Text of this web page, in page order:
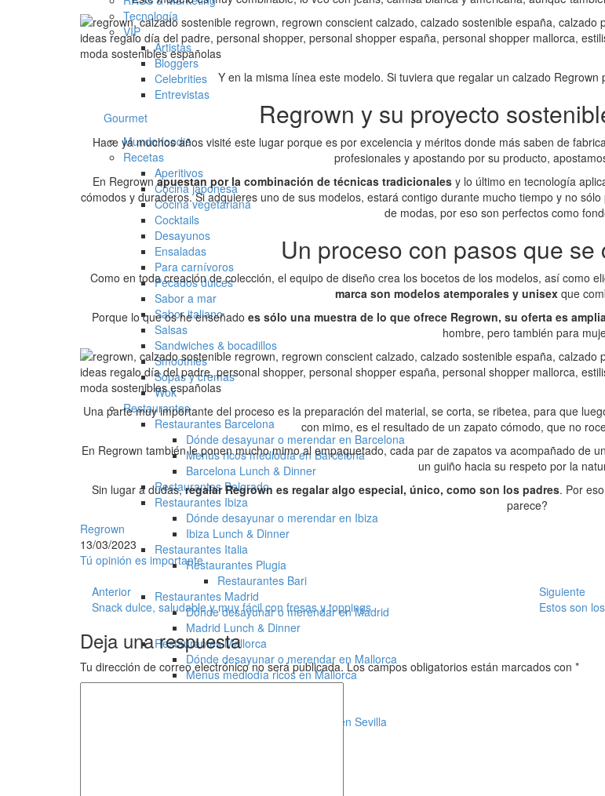
Tecnología
VIP
Artistas
Bloggers
Celebrities
Entrevistas
Gourmet
Mundo foodie
Recetas
Aperitivos
Cocina japonesa
Cocina vegetariana
Cocktails
Desayunos
Ensaladas
Para carnívoros
Pecados dulces
Sabor a mar
Sabor italiano
Salsas
Sandwiches & bocadillos
Smoothies
Sopas y cremas
Wok
Restaurantes
Restaurantes Barcelona
Dónde desayunar o merendar en Barcelona
Menús ricos mediodía en Barcelona
Barcelona Lunch & Dinner
Restaurantes Belgrado
Restaurantes Ibiza
Dónde desayunar o merendar en Ibiza
Ibiza Lunch & Dinner
Restaurantes Italia
Restaurantes Plugia
Restaurantes Bari
Restaurantes Madrid
Dónde desayunar o merendar en Madrid
Madrid Lunch & Dinner
Restaurantes Mallorca
Dónde desayunar o merendar en Mallorca
Menús mediodía ricos en Mallorca
Dónde desayunar o merendar en Sevilla
Y en la misma línea este modelo. Si tuviera que regalar un calzado
Regrown y su proyecto
Hace ya muchos años visité este lugar porque es por excelencia y méritos donde más saben de
profesionales y apostando por su producto,
En Regrownapuestan por la combinación de técnicas tradicionalesy lo último en tecnología
cómodos y duraderos. Si adquieres uno de sus modelos, estará contigo durante mucho tiempo y no
de modas, por eso son perfectos como
Un proceso con pasos que
Como en toda creación de colección, el equipo de diseño crea los bocetos de los modelos, así como
marca son modelos atemporales y unisexque
Porque lo que os he enseñado es sólo una muestra de lo que ofrece Regrown, su oferta es
hombre, pero también para
Una parte muy importante del proceso es la preparación del material, se corta, se ribetea, para que
con mimo, es el resultado de un zapato cómodo, que no
En Regrown también le ponen mucho mimo al empaquetado, cada par de zapatos va acompañado de
un guiño hacia su respeto por la
Sin lugar a dudas,regalar Regrown es regalar algo especial, único, como son los padres. Por
parece?
Regrown
13/03/2023
Tú opinión es importante
Anterior
Snack dulce, saludable y muy fácil con fresas y toppings
Siguiente
Estos son
Deja una respuesta
Tu dirección de correo electrónico no será publicada. Los campos obligatorios están marcados con *